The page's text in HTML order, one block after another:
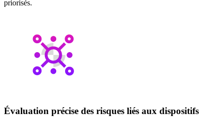
priorisés.
Évaluation précise des risques liés aux dispositifs